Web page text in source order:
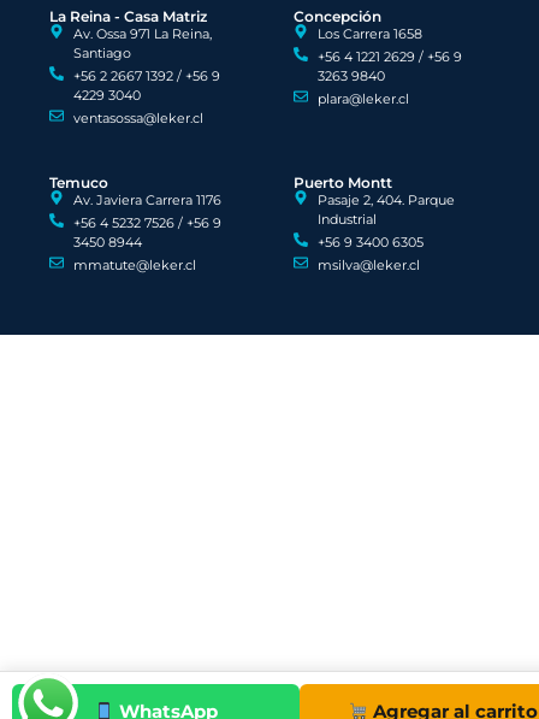
La Reina - Casa Matriz
Av. Ossa 971 La Reina,
Santiago
+56 2 2667 1392 / +56 9
4229 3040
ventasossa@leker.cl
Concepción
Los Carrera 1658
+56 4 1221 2629 / +56 9
3263 9840
plara@leker.cl
Temuco
Av. Javiera Carrera 1176
+56 4 5232 7526 / +56 9
3450 8944
mmatute@leker.cl
Puerto Montt
Pasaje 2, 404. Parque
Industrial
+56 9 3400 6305
msilva@leker.cl
WhatsApp Agregar al carrito